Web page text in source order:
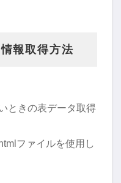
報取得方法
ときの表データ取得
ファイルを使用し